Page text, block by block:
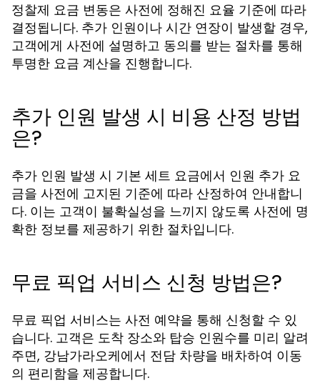
정찰제 요금 변동은 사전에 정해진 요율 기준에 따라
결정됩니다. 추가 인원이나 시간 연장이 발생할 경우,
고객에게 사전에 설명하고 동의를 받는 절차를 통해
투명한 요금 계산을 진행합니다.
추가 인원 발생 시 비용 산정 방법
은?
추가 인원 발생 시 기본 세트 요금에서 인원 추가 요
금을 사전에 고지된 기준에 따라 산정하여 안내합니
다. 이는 고객이 불확실성을 느끼지 않도록 사전에 명
확한 정보를 제공하기 위한 절차입니다.
무료 픽업 서비스 신청 방법은?
무료 픽업 서비스는 사전 예약을 통해 신청할 수 있
습니다. 고객은 도착 장소와 탑승 인원수를 미리 알려
주면, 강남가라오케에서 전담 차량을 배차하여 이동
의 편리함을 제공합니다.